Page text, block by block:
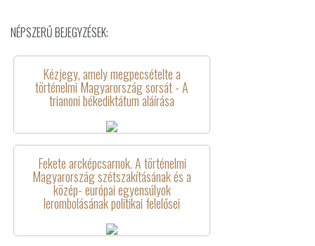
NÉPSZERŰ BEJEGYZÉSEK:
Kézjegy, amely megpecsételte a
történelmi Magyarország sorsát - A
trianoni békediktátum aláírása
Fekete arcképcsarnok. A történelmi
Magyarország szétszakításának és a
közép- európai egyensúlyok
lerombolásának politikai felelősei